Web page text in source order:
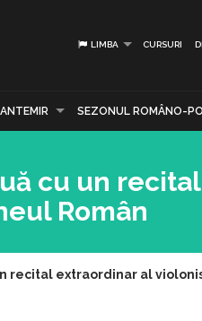
LIMBA CURSURI
SEZONUL ROMÂNO-
cu un
Român
recital extraordinar al